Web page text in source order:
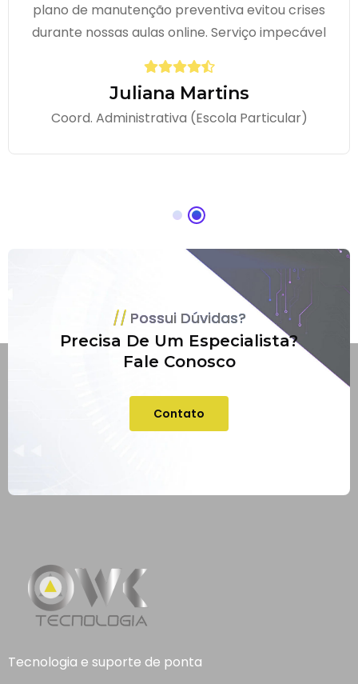
plano de manutenção preventiva evitou crises
durante nossas aulas online. Serviço impecável
Juliana Martins
Coord. Administrativa (Escola Particular)
Possui Dúvidas?
Precisa De Um Especialista?
Fale Conosco
Contato
Tecnologia e suporte de ponta